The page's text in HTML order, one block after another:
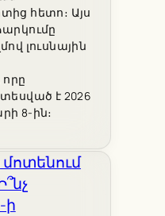
հետո։ Այս
լուսնային
է 2026
8-ին։